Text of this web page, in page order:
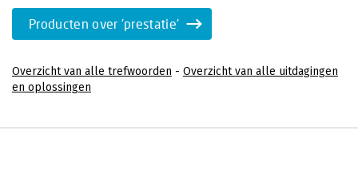
Producten over 'prestatie'
Overzicht van alle trefwoorden - Overzicht van alle uitdagingen
en oplossingen